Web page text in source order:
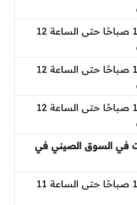
من الساعة 10 صباحًا حتى الساعة 12
من الساعة 10 صباحًا حتى الساعة 12
من الساعة 10 صباحًا حتى الساعة 12
في السوق الصيني في
من الساعة 10 صباحًا حتى الساعة 11